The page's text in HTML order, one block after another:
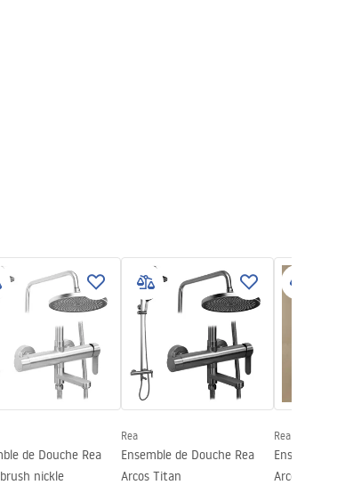
de Douche Rea
nickle
Rea
Ensemble de Douche Rea
Arcos Titan
Rea
Ensemble de
Arcos brush